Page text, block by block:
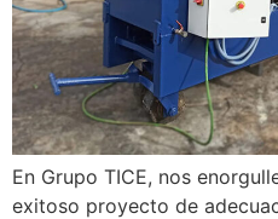
En Grupo TICE, nos
exitoso proyecto de